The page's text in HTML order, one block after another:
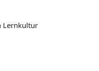
Lernkultur